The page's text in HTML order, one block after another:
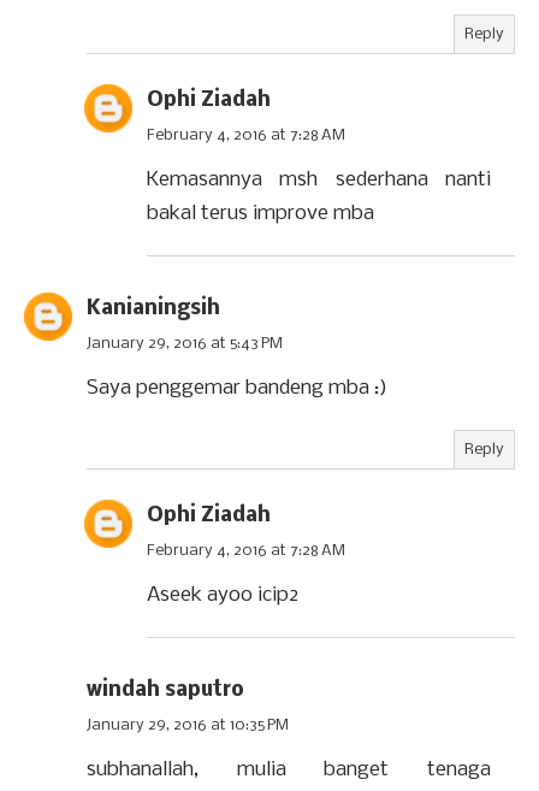
Reply
Ophi Ziadah
February 4, 2016 at 7:28 AM
Kemasannya msh sederhana nanti
bakal terus improve mba
Kanianingsih
January 29, 2016 at 5:43 PM
Saya penggemar bandeng mba :)
Reply
Ophi Ziadah
February 4, 2016 at 7:28 AM
Aseek ayoo icip2
windah saputro
January 29, 2016 at 10:35 PM
subhanallah, mulia banget tenaga